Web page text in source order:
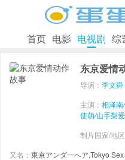
首页 电影 电视剧 综
东京爱情
导演： 李文舜
主演： 相泽南/
使萌/山手梨爱
制片国家/地区
又名： 東京アンダ一へア,Tokyo